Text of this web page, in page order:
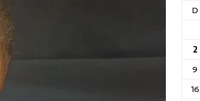
D
2
9
16